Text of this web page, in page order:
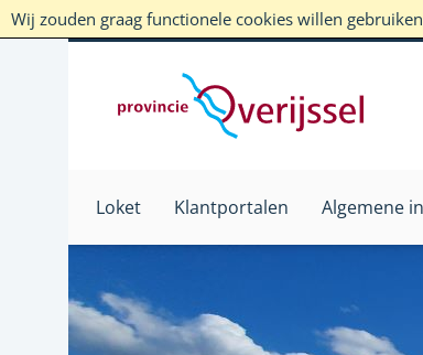
Wij zouden graag functionele cookies willen
Loket Klantportalen Algemene